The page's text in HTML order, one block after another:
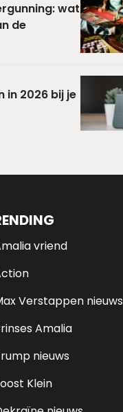
wat
de
in 2026 bij je
vriend
Verstappen nieuws
Amalia
nieuws
Klein